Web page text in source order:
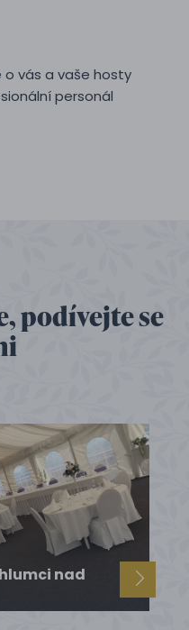
o vás a vaše hosty
personál
podívejte se
nad